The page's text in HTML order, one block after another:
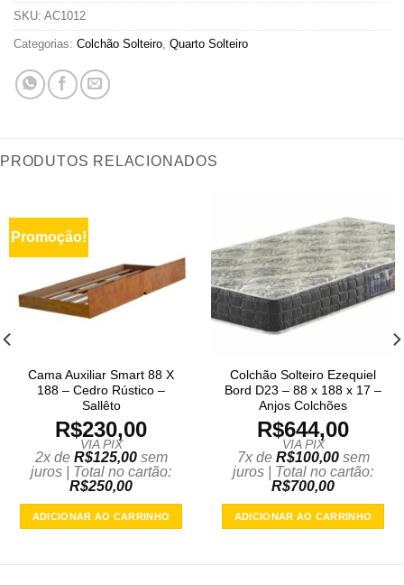
SKU: AC1012
Categorias: Colchão Solteiro, Quarto Solteiro
PRODUTOS RELACIONADOS
Promoção!
Cama Auxiliar Smart 88 X
188 – Cedro Rústico –
Sallêto
R$230,00
VIA PIX
2x de R$125,00sem
juros | Total no cartão:
R$250,00
ADICIONAR AO CARRINHO
Colchão Solteiro Ezequiel
Bord D23 – 88 x 188 x 17 –
Anjos Colchões
R$644,00
VIA PIX
7x de R$100,00sem
juros | Total no cartão:
R$700,00
ADICIONAR AO CARRINHO